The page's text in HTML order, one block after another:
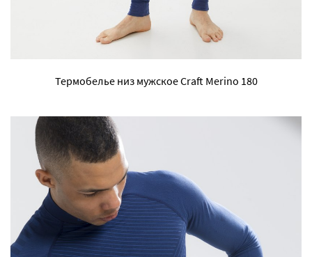
Термобелье низ мужское Craft Merino 180